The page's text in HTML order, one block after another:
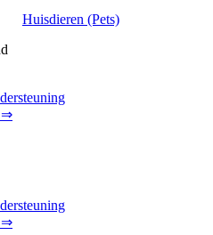
Huisdieren (Pets)
⇒
⇒